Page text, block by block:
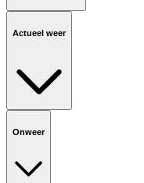
Actueel weer
Onweer